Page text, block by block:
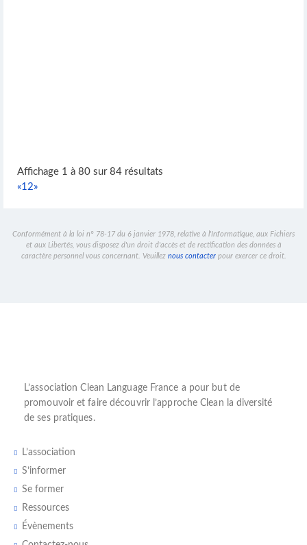
Affichage 1 à 80 sur 84 résultats
«12»
Conformément à la loi n° 78-17 du 6 janvier 1978, relative à l'Informatique, aux Fichiers
et aux Libertés, vous disposez d'un droit d'accès et de rectification des données à
caractère personnel vous concernant. Veuillez nous contacterpour exercer ce droit.
L’association Clean Language France a pour but de
promouvoir et faire découvrir l’approche Clean la diversité
de ses pratiques.
L’association
S’informer
Se former
Ressources
Évènements